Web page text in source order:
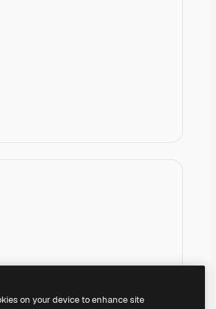
on your device to enhance site